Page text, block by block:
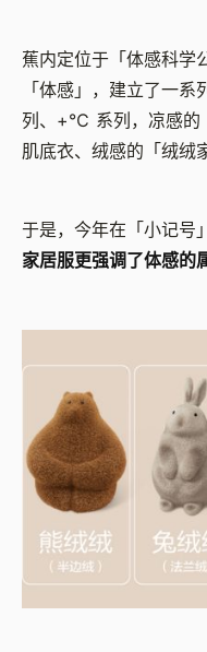
蕉内定位于「体感科学
「体感」，建立了一
列、+℃ 系列，凉感的
肌底衣、绒感的「绒绒
于是，今年在「小记号
家居服更强调了体感的